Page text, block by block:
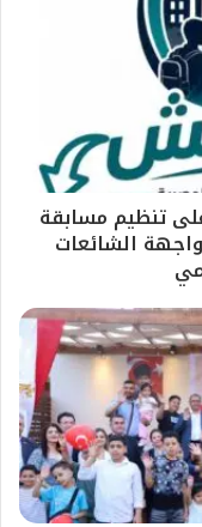
تنظيم مسابقة
الشائعات